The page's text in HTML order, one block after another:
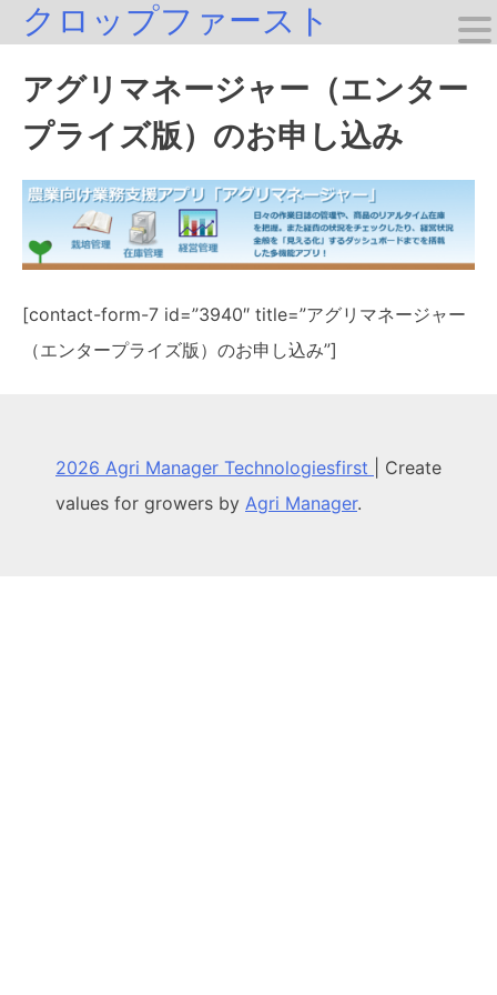
Skip
content
クロップファースト
アグリマネージャー（エンター
プライズ版）のお申し込み
[contact-form-7 id=”3940″ title=”アグリマネージャー
（エンタープライズ版）のお申し込み”]
2026 Agri Manager Technologiesfirst
Create
values for growers by Agri Manager.